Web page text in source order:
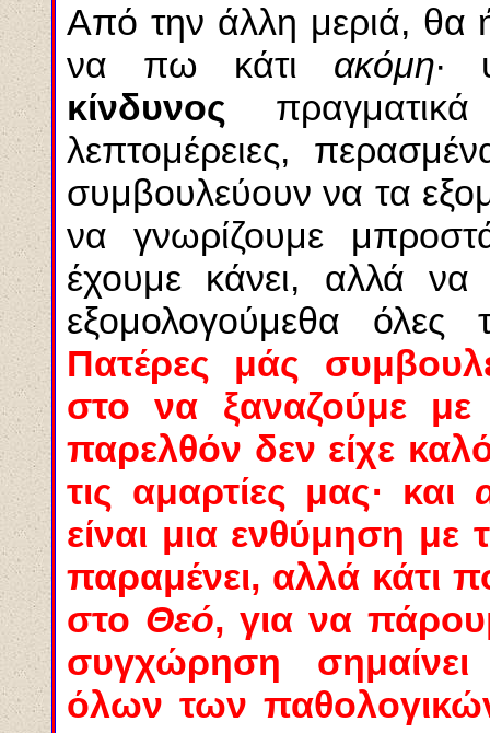
Από την άλλη μεριά, θα
να πω κάτι ακόμη·
κίνδυνος
λεπτομέρειες,
συμβουλεύουν να τα
να γνωρίζουμε
έχουμε κάνει, αλλά
εξομολογούμεθα όλες
Πατέρες μάς
στο να ξαναζούμε
παρελθόν δεν είχε
τις αμαρτίες μας· και
είναι μια ενθύμηση
παραμένει, αλλά κάτι
στο Θεό, για να
συγχώρηση
όλων των